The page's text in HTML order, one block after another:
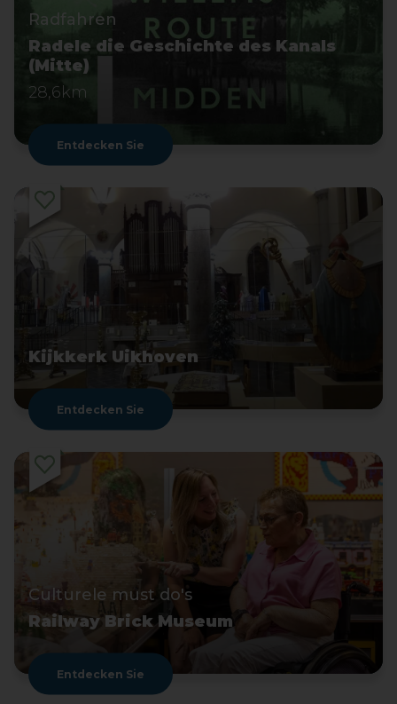
Radfahren
Radele die Geschichte des Kanals
(Mitte)
28,6km
Entdecken Sie
Kijkkerk Uikhoven
Entdecken Sie
Culturele must do's
Railway Brick Museum
Entdecken Sie